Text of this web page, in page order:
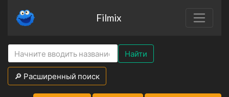
Filmix
Найти
🔎 Расширенный поиск